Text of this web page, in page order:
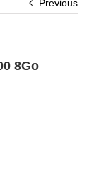
Previous
8Go